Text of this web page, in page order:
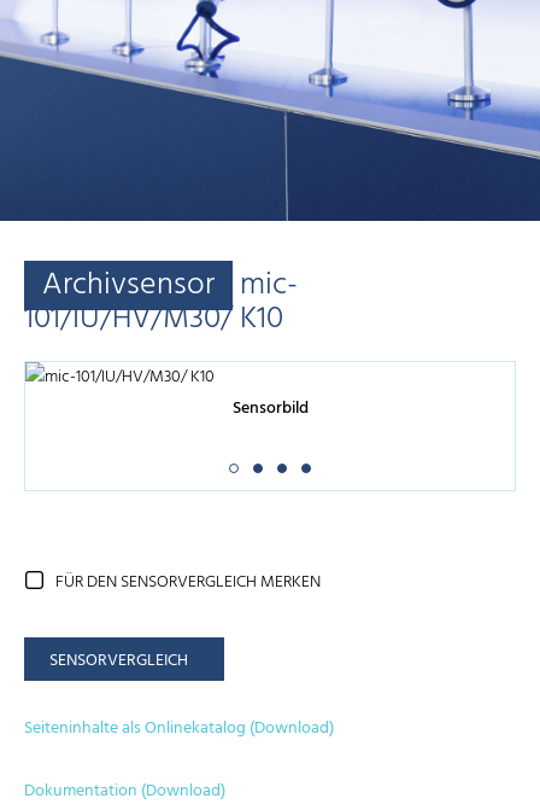
Archivsensor mic-
101/IU/HV/M30/ K10
Sensorbild
FÜR DEN SENSORVERGLEICH MERKEN
SENSORVERGLEICH
Seiteninhalte als Onlinekatalog (Download)
Dokumentation (Download)